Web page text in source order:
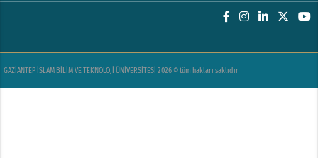
GAZİANTEP İSLAM BİLİM VE TEKNOLOJİ ÜNİVERSİTESİ 2026 © tüm hakları saklıdır